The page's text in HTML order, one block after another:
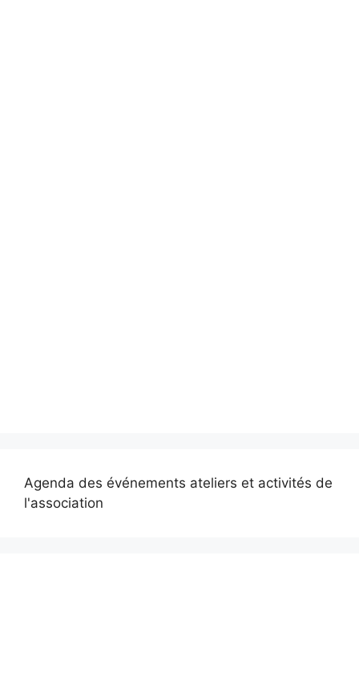
Agenda des événements ateliers et activités de
l'association